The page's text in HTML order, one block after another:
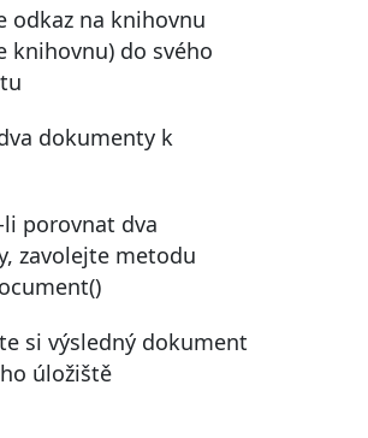
odkaz na knihovnu
knihovnu) do svého
dokumenty k
li porovnat dva
zavolejte metodu
si výsledný dokument
úložiště